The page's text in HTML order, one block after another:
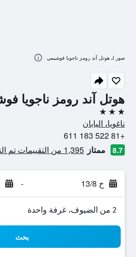
هوتل آند رومز ناجويا
3 نجوم
ناغويا، اليابان
+81 522 183 611
8.7 ممتاز 1,395 من التقييمات تم التحقق منها
خ 13/8 -
2 من الضيوف، غرفة واحدة
بحث
صور لـ هوتل آند رومز ناجويا فوشيمي